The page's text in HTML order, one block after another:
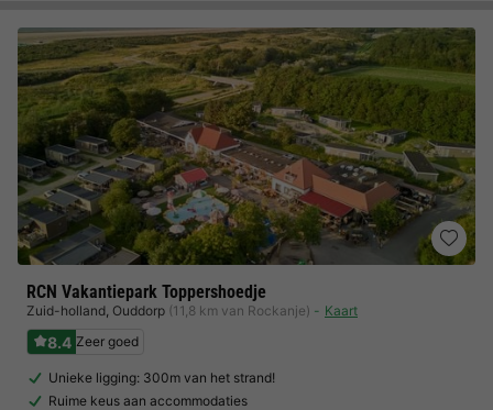
RCN Vakantiepark Toppershoedje
Zuid-holland, Ouddorp (11,8 km van Rockanje) Kaart
8.4 Zeer goed
Unieke ligging: 300m van het strand!
Ruime keus aan accommodaties